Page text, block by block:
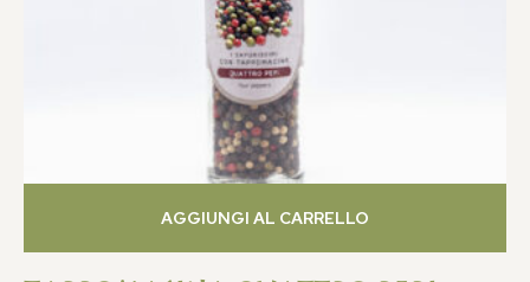
AGGIUNGI AL CARRELLO